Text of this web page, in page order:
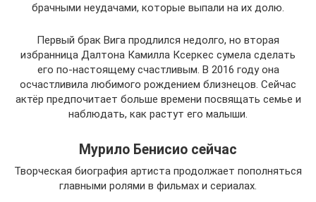
брачными неудачами, которые выпали на их долю.
Первый брак Вига продлился недолго, но вторая
избранница Далтона Камилла Ксеркес сумела сделать
его по-настоящему счастливым. В 2016 году она
осчастливила любимого рождением близнецов. Сейчас
актёр предпочитает больше времени посвящать семье и
наблюдать, как растут его малыши.
Мурило Бенисио сейчас
Творческая биография артиста продолжает пополняться
главными ролями в фильмах и сериалах.